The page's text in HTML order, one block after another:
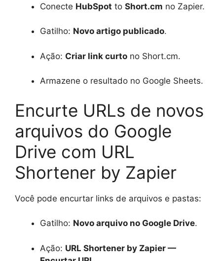
Conecte HubSpot to Short.cm no Zapier.
Gatilho: Novo artigo publicado.
Ação: Criar link curto no Short.cm.
Armazene o resultado no Google Sheets.
Encurte URLs de novos
arquivos do Google
Drive com URL
Shortener by Zapier
Você pode encurtar links de arquivos e pastas:
Gatilho: Novo arquivo no Google Drive.
Ação: URL Shortener by Zapier —